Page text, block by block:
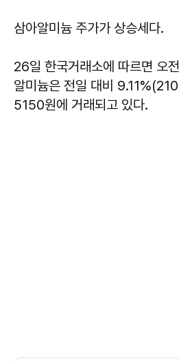
삼아알미늄 주가가 상승세다.
26일 한국거래소에 따르면 오
알미늄은 전일 대비
5150원에 거래되고 있다.